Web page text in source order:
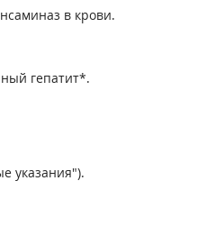
в крови.
гепатит*.
указания").